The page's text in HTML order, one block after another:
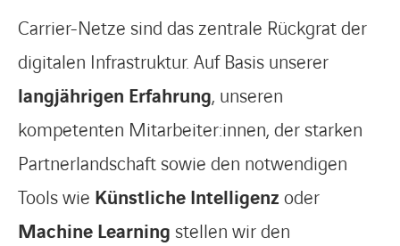
Carrier-Netze sind das zentrale Rückgrat der
digitalen Infrastruktur. Auf Basis unserer
langjährigen Erfahrung, unseren
kompetenten Mitarbeiter:innen, der starken
Partnerlandschaft sowie den notwendigen
Tools wie Künstliche Intelligenz oder
Machine Learning stellen wir den